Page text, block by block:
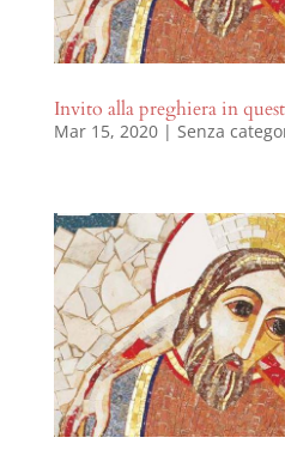
Invito alla preghiera in
Mar 15, 2020| Senza